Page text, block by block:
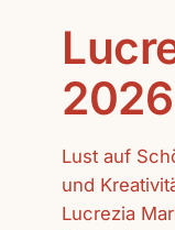
2026
Lust auf
und
Lucrezia